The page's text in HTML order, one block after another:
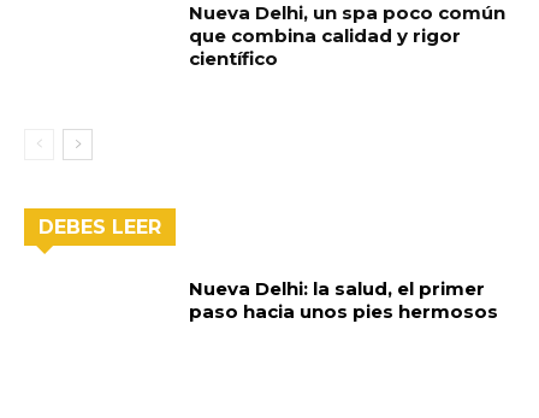
Nueva Delhi, un spa poco común
que combina calidad y rigor
científico
DEBES LEER
Nueva Delhi: la salud, el primer
paso hacia unos pies hermosos